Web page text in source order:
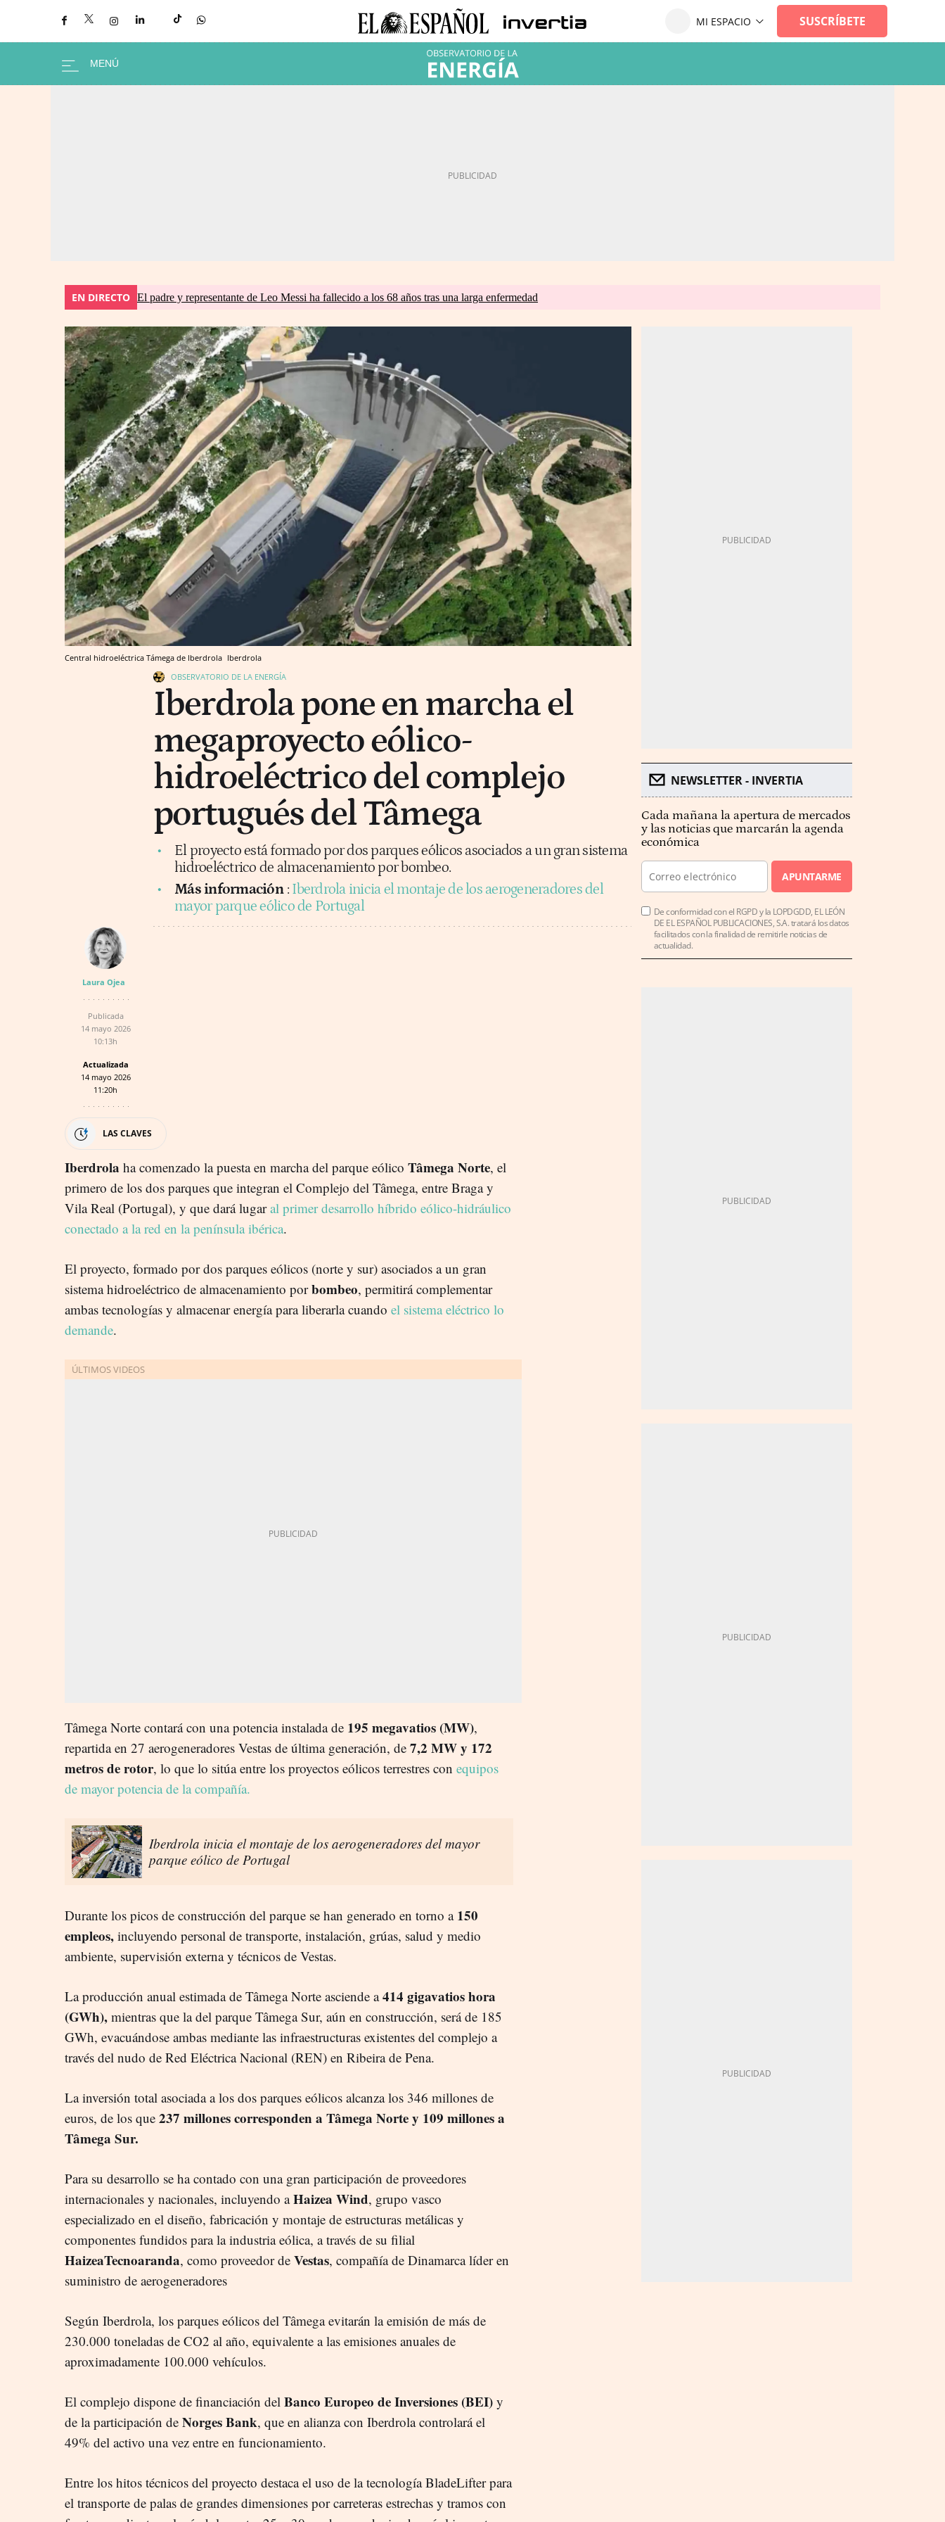
EN DIRECTO El padre y representante de Leo Messi ha fallecido a los 68 años tras una larga enfermedad
Central hidroeléctrica Támega de Iberdrola Iberdrola
OBSERVATORIO DE LA ENERGÍA
Iberdrola pone en marcha el
megaproyecto eólico-
hidroeléctrico del complejo
portugués del Tâmega
El proyecto está formado por dos parques eólicos asociados a un gran sistema
hidroeléctrico de almacenamiento por bombeo.
Más información : Iberdrola inicia el montaje de los aerogeneradores del
mayor parque eólico de Portugal
Laura Ojea
Publicada
14 mayo 2026
10:13h
Actualizada
14 mayo 2026
11:20h
LAS CLAVES
Iberdrola ha comenzado la puesta en marcha del parque eólico Tâmega Norte, el
primero de los dos parques que integran el Complejo del Tâmega, entre Braga y
Vila Real (Portugal), y que dará lugaral primer desarrollo híbrido eólico-hidráulico
conectado a la red en la península ibérica.
El proyecto, formado por dos parques eólicos (norte y sur) asociados a un gran
sistema hidroeléctrico de almacenamiento porbombeo, permitirá complementar
ambas tecnologías y almacenar energía para liberarla cuando el sistema eléctrico lo
demande.
Tâmega Norte contará con una potencia instalada de 195 megavatios (MW),
repartida en 27 aerogeneradores Vestas de última generación, de 7,2 MW y 172
metros de rotor, lo que lo sitúa entre los proyectos eólicos terrestres con equipos
de mayor potencia de la compañía.
Iberdrola inicia el montaje de los aerogeneradores del mayor
parque eólico de Portugal
Durante los picos de construcción del parque se han generado en torno a150
empleos, incluyendo personal de transporte, instalación, grúas, salud y medio
ambiente, supervisión externa y técnicos de Vestas.
La producción anual estimada de Tâmega Norte asciende a414 gigavatios hora
(GWh), mientras que la del parque Tâmega Sur, aún en construcción, será de 185
GWh, evacuándose ambas mediante las infraestructuras existentes del complejo a
través del nudo de Red Eléctrica Nacional (REN) en Ribeira de Pena.
La inversión total asociada a los dos parques eólicos alcanza los 346 millones de
euros, de los que 237 millones corresponden a Tâmega Norte y 109 millones a
Tâmega Sur.
Para su desarrollo se ha contado con una gran participación de proveedores
internacionales y nacionales, incluyendo aHaizea Wind, grupo vasco
especializado en el diseño, fabricación y montaje de estructuras metálicas y
componentes fundidos para la industria eólica, a través de su filial
HaizeaTecnoaranda, como proveedor de Vestas, compañía de Dinamarca líder en
suministro de aerogeneradores
Según Iberdrola, los parques eólicos del Tâmega evitarán la emisión de más de
230.000 toneladas de CO2 al año, equivalente a las emisiones anuales de
aproximadamente 100.000 vehículos.
El complejo dispone de financiación del Banco Europeo de Inversiones (BEI) y
de la participación de Norges Bank, que en alianza con Iberdrola controlará el
49% del activo una vez entre en funcionamiento.
Entre los hitos técnicos del proyecto destaca el uso de la tecnología BladeLifter para
el transporte de palas de grandes dimensiones por carreteras estrechas y tramos con
NEWSLETTER - INVERTIA
Cada mañana la apertura de mercados
y las noticias que marcarán la agenda
económica
APUNTARME
De conformidad con el RGPD y la LOPDGDD, EL LEÓN
DE EL ESPAÑOL PUBLICACIONES, S.A. tratará los datos
facilitados con la finalidad de remitirle noticias de
actualidad.